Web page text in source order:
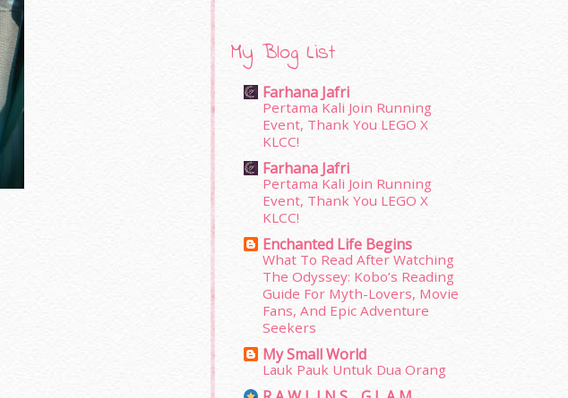
My Blog List
Farhana Jafri
Pertama Kali Join Running
Event, Thank You LEGO X
KLCC!
Farhana Jafri
Pertama Kali Join Running
Event, Thank You LEGO X
KLCC!
Enchanted Life Begins
What To Read After Watching
The Odyssey: Kobo’s Reading
Guide For Myth-Lovers, Movie
Fans, And Epic Adventure
Seekers
My Small World
Lauk Pauk Untuk Dua Orang